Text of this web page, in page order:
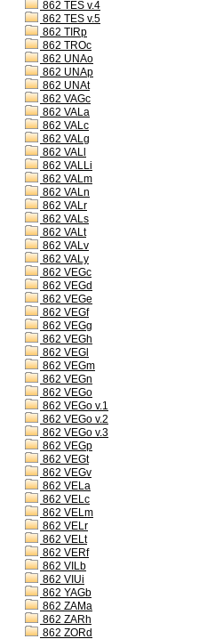
862 TES v.4
862 TES v.5
862 TIRp
862 TROc
862 UNAo
862 UNAp
862 UNAt
862 VAGc
862 VALa
862 VALc
862 VALg
862 VALl
862 VALLi
862 VALm
862 VALn
862 VALr
862 VALs
862 VALt
862 VALv
862 VALy
862 VEGc
862 VEGd
862 VEGe
862 VEGf
862 VEGg
862 VEGh
862 VEGl
862 VEGm
862 VEGn
862 VEGo
862 VEGo v.1
862 VEGo v.2
862 VEGo v.3
862 VEGp
862 VEGt
862 VEGv
862 VELa
862 VELc
862 VELm
862 VELr
862 VELt
862 VERf
862 VILb
862 VIUi
862 YAGb
862 ZAMa
862 ZARh
862 ZORd